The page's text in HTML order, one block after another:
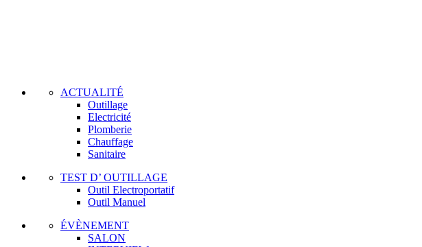
ACTUALITÉ
Outillage
Electricité
Plomberie
Chauffage
Sanitaire
TEST D’ OUTILLAGE
Outil Electroportatif
Outil Manuel
ÉVÈNEMENT
SALON